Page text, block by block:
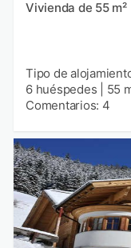
Vivienda de 55 m²
Tipo de
6 huéspedes
55
Comentarios: 4